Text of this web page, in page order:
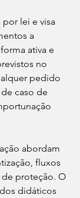
lei e visa
a
ativa e
no
pedido
caso de
abordam
fluxos
proteção. O
didáticos